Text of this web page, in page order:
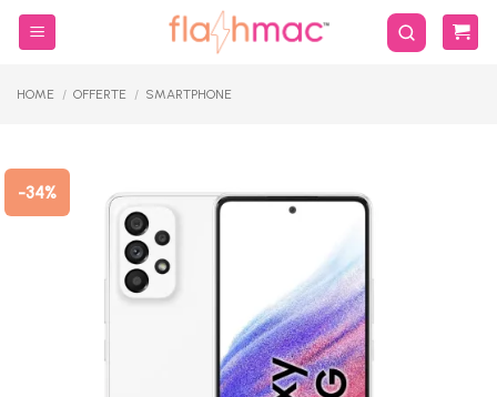
Salta
HOME / OFFERTE / SMARTPHONE
-34%